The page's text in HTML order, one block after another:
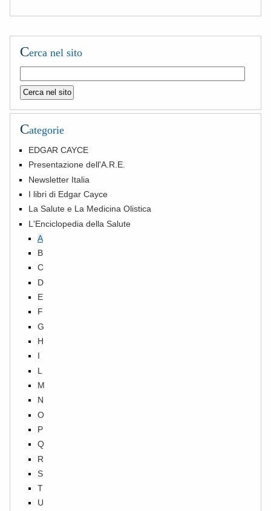
Cerca nel sito
Categorie
EDGAR CAYCE
Presentazione dell'A.R.E.
Newsletter Italia
I libri di Edgar Cayce
La Salute e La Medicina Olistica
L'Enciclopedia della Salute
A
B
C
D
E
F
G
H
I
L
M
N
O
P
Q
R
S
T
U